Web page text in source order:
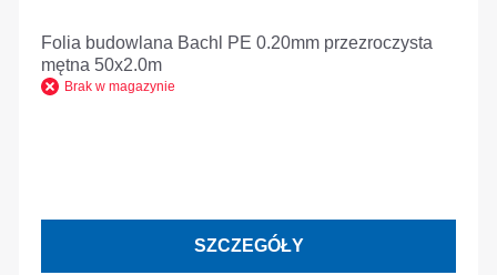
Folia budowlana Bachl PE 0.20mm przezroczysta
mętna 50x2.0m
Brak w magazynie
SZCZEGÓŁY